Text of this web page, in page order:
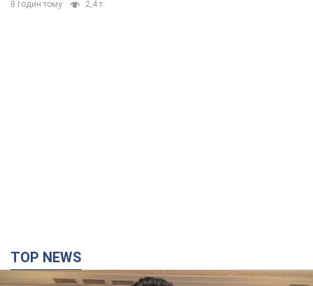
8 годин тому 2,4 т.
TOP NEWS